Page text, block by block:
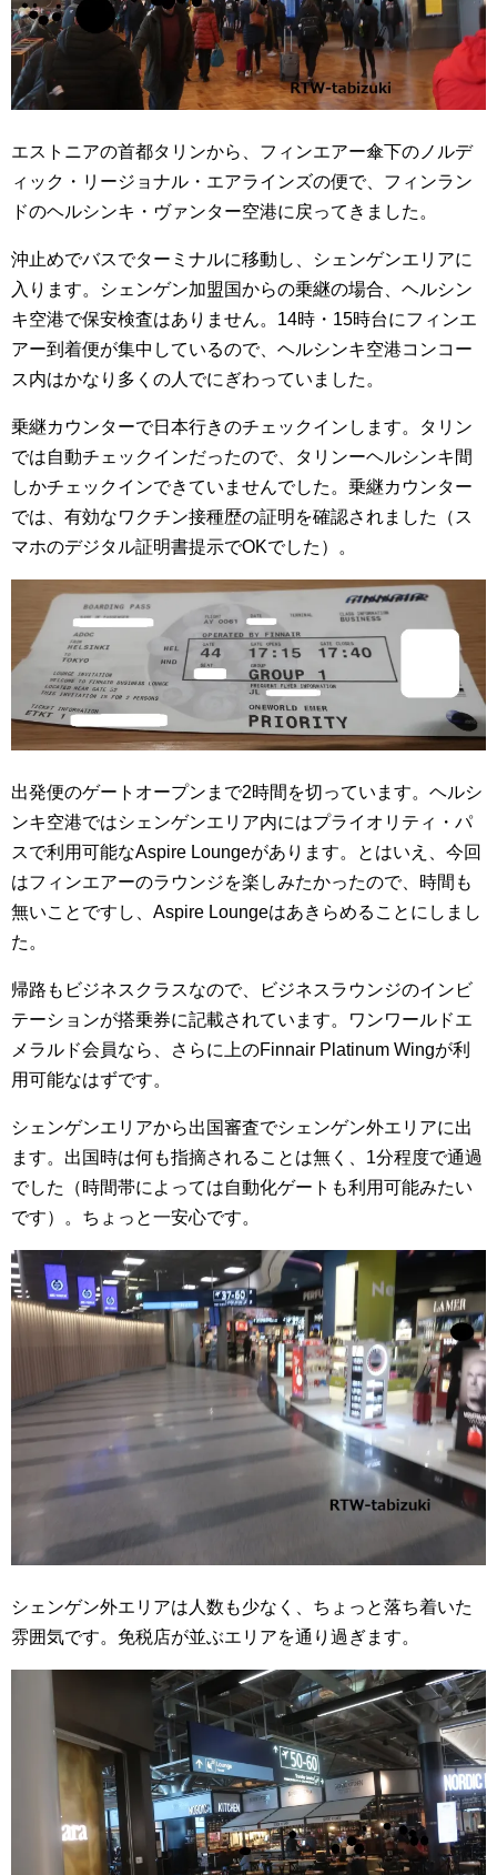
エストニアの首都タリンから、フィンエアー傘下のノルデ
ィック・リージョナル・エアラインズの便で、フィンラン
ドのヘルシンキ・ヴァンター空港に戻ってきました。
沖止めでバスでターミナルに移動し、シェンゲンエリアに
入ります。シェンゲン加盟国からの乗継の場合、ヘルシン
キ空港で保安検査はありません。14時・15時台にフィンエ
アー到着便が集中しているので、ヘルシンキ空港コンコー
ス内はかなり多くの人でにぎわっていました。
乗継カウンターで日本行きのチェックインします。タリン
では自動チェックインだったので、タリンーヘルシンキ間
しかチェックインできていませんでした。 乗継カウンター
では、有効なワクチン接種歴の証明を確認されました（ス
マホのデジタル証明書提示でOKでした）。
出発便のゲートオープンまで2時間を切っています。ヘルシ
ンキ空港ではシェンゲンエリア内にはプライオリティ・パ
スで利用可能なAspire Loungeがあります。とはいえ、今回
はフィンエアーのラウンジを楽しみたかったので、時間も
無いことですし、Aspire Loungeはあきらめることにしまし
た。
帰路もビジネスクラスなので、ビジネスラウンジのインビ
テーションが搭乗券に記載されています。ワンワールドエ
メラルド会員なら、さらに上のFinnair Platinum Wingが利
用可能なはずです。
シェンゲンエリアから出国審査でシェンゲン外エリアに出
ます。出国時は何も指摘されることは無く、1分程度で通過
でした（時間帯によっては自動化ゲートも利用可能みたい
です）。ちょっと一安心です。
シェンゲン外エリアは人数も少なく、ちょっと落ち着いた
雰囲気です。免税店が並ぶエリアを通り過ぎます。